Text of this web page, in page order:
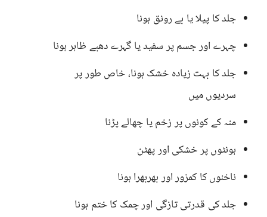
جلد کا پیلا یا بے رونق ہونا
چہرے اور جسم پر سفید یا گہرے دھبے ظاہر ہونا
جلد کا بہت زیادہ خشک ہونا، خاص طور پر
سردیوں میں
منہ کے کونوں پر زخم یا چھالے پڑنا
ہونٹوں پر خشکی اور پھٹن
ناخنوں کا کمزور اور بھربھرا ہونا
جلد کی قدرتی تازگی اور چمک کا ختم ہونا